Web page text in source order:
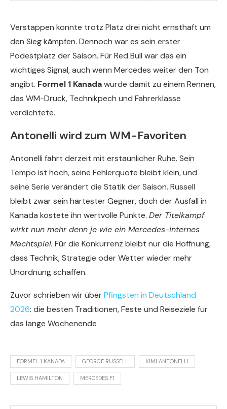
Verstappen konnte trotz Platz drei nicht ernsthaft um
den Sieg kämpfen. Dennoch war es sein erster
Podestplatz der Saison. Für Red Bull war das ein
wichtiges Signal, auch wenn Mercedes weiter den Ton
angibt. Formel 1 Kanadawurde damit zu einem Rennen,
das WM-Druck, Technikpech und Fahrerklasse
verdichtete.
Antonelli wird zum WM-Favoriten
Antonelli fährt derzeit mit erstaunlicher Ruhe. Sein
Tempo ist hoch, seine Fehlerquote bleibt klein, und
seine Serie verändert die Statik der Saison. Russell
bleibt zwar sein härtester Gegner, doch der Ausfall in
Kanada kostete ihn wertvolle Punkte. Der Titelkampf
wirkt nun mehr denn je wie ein Mercedes-internes
Machtspiel. Für die Konkurrenz bleibt nur die Hoffnung,
dass Technik, Strategie oder Wetter wieder mehr
Unordnung schaffen.
Zuvor schrieben wir überPfingsten in Deutschland
2026: die besten Traditionen, Feste und Reiseziele für
das lange Wochenende
FORMEL 1 KANADA GEORGE RUSSELL KIMI ANTONELLI
LEWIS HAMILTON MERCEDES F1